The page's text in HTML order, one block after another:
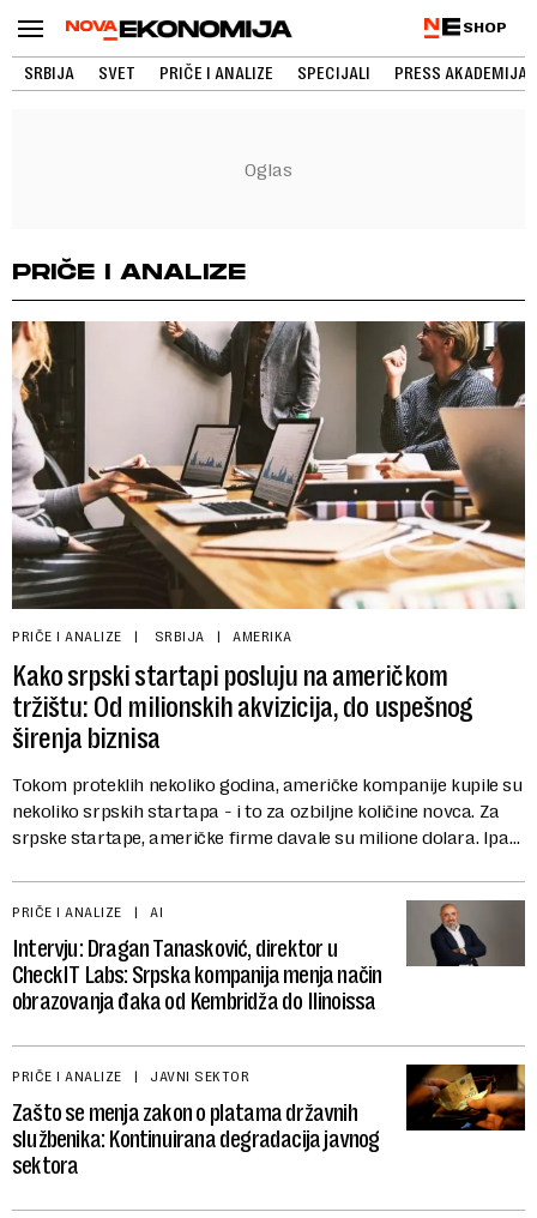
SHOP
SRBIJA SVET PRIČE I ANALIZE SPECIJALI PRESS AKADEMIJA
PRIČE I ANALIZE
PRIČE I ANALIZE SRBIJA AMERIKA
Kako srpski startapi posluju na američkom
tržištu: Od milionskih akvizicija, do uspešnog
širenja biznisa
Tokom proteklih nekoliko godina, američke kompanije kupile su
nekoliko srpskih startapa - i to za ozbiljne količine novca. Za
srpske startape, američke firme davale su milione dolara. Ipak,
PRIČE I ANALIZE AI
Intervju: Dragan Tanasković, direktor u
CheckIT Labs: Srpska kompanija menja način
obrazovanja đaka od Kembridža do Ilinoissa
PRIČE I ANALIZE JAVNI SEKTOR
Zašto se menja zakon o platama državnih
službenika: Kontinuirana degradacija javnog
sektora